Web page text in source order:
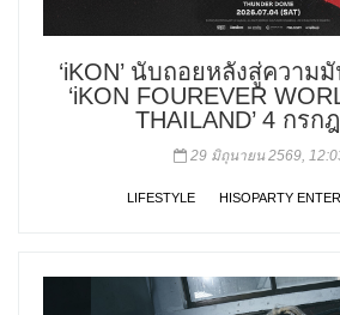
‘iKON’ นับถอยหลังสู่ความ
‘iKON FOUREVER
THAILAND’ 4 กรก
29 มิถุนายน 2569,
LIFESTYLE HISOPARTY